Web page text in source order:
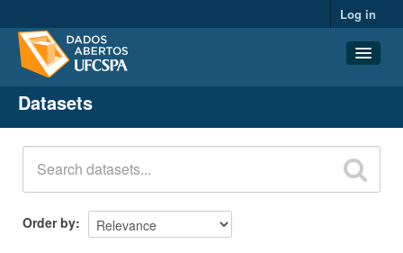
Log in
Datasets
Organizations
Groups
About
Datasets
Order by